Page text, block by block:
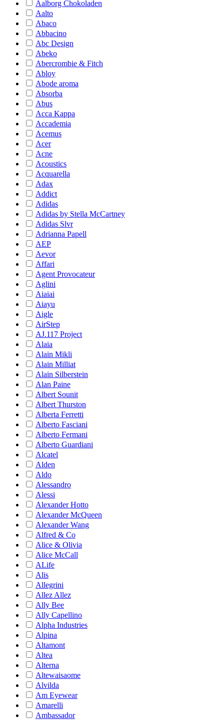
Aalborg Chokoladen
Aalto
Abaco
Abbacino
Abc Design
Abeko
Abercrombie & Fitch
Abloy
Abode aroma
Absorba
Abus
Acca Kappa
Accademia
Acemus
Acer
Acne
Acoustics
Acquarella
Adax
Addict
Adidas
Adidas by Stella McCartney
Adidas Slvr
Adrianna Papell
AEP
Aevor
Affari
Agent Provocateur
Aglini
Aiaiai
Aiayu
Aigle
AirStep
AJ.117 Project
Alaia
Alain Mikli
Alain Milliat
Alain Silberstein
Alan Paine
Albert Sounit
Albert Thurston
Alberta Ferretti
Alberto Fasciani
Alberto Fermani
Alberto Guardiani
Alcatel
Alden
Aldo
Alessandro
Alessi
Alexander Hotto
Alexander McQueen
Alexander Wang
Alfred & Co
Alice & Olivia
Alice McCall
ALife
Alis
Allegrini
Allez Allez
Ally Bee
Ally Capellino
Alpha Industries
Alpina
Altamont
Altea
Alterna
Altewaisaome
Alvilda
Am Eyewear
Amarelli
Ambassador